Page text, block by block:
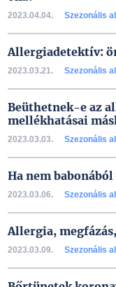
2023.04.04. Szezonális
Allergiadetektív:
2023.03.21. Szezonális
Beüthetnek-e az
mellékhatásai
2023.03.03. Szezonális
Ha nem
2023.03.06. Szezonális
Allergia,
2023.03.09. Szezonális